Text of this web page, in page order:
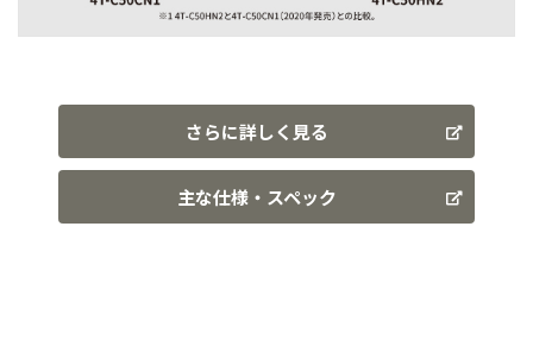
さらに詳しく見る
主な仕様・スペック